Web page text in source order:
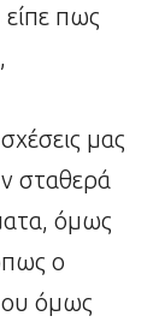
πως
μας
σταθερά
όμως
ο
όμως